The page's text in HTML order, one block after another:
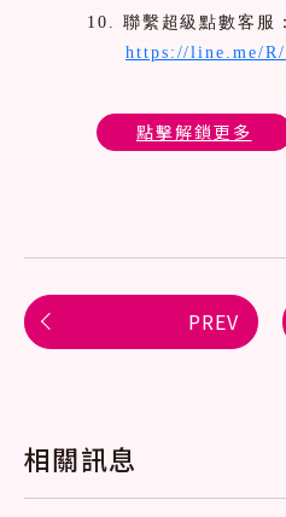
10.
聯繫超級點數客服：
https://line.me/
點擊解鎖更多
PREV
相關訊息